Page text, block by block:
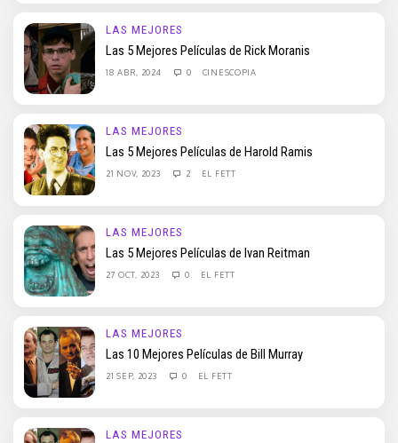
LAS MEJORES
Las 5 Mejores Películas de Rick Moranis
18 ABR, 2024 0 CINESCOPIA
LAS MEJORES
Las 5 Mejores Películas de Harold Ramis
21 NOV, 2023 2 EL FETT
LAS MEJORES
Las 5 Mejores Películas de Ivan Reitman
27 OCT, 2023 0 EL FETT
LAS MEJORES
Las 10 Mejores Películas de Bill Murray
21 SEP, 2023 0 EL FETT
LAS MEJORES